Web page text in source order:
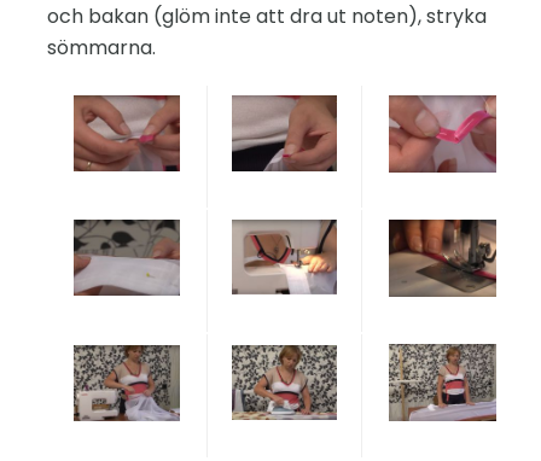
och bakan (glöm inte att dra ut noten), stryka
sömmarna.